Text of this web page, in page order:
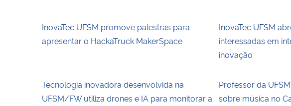
InovaTec UFSM promove palestras para
apresentar o HackaTruck MakerSpace
InovaTec UFSM
interessadas em
inovação
Tecnologia inovadora desenvolvida na
UFSM/FW utiliza drones e IA para monitorar a
Professor da
sobre música no